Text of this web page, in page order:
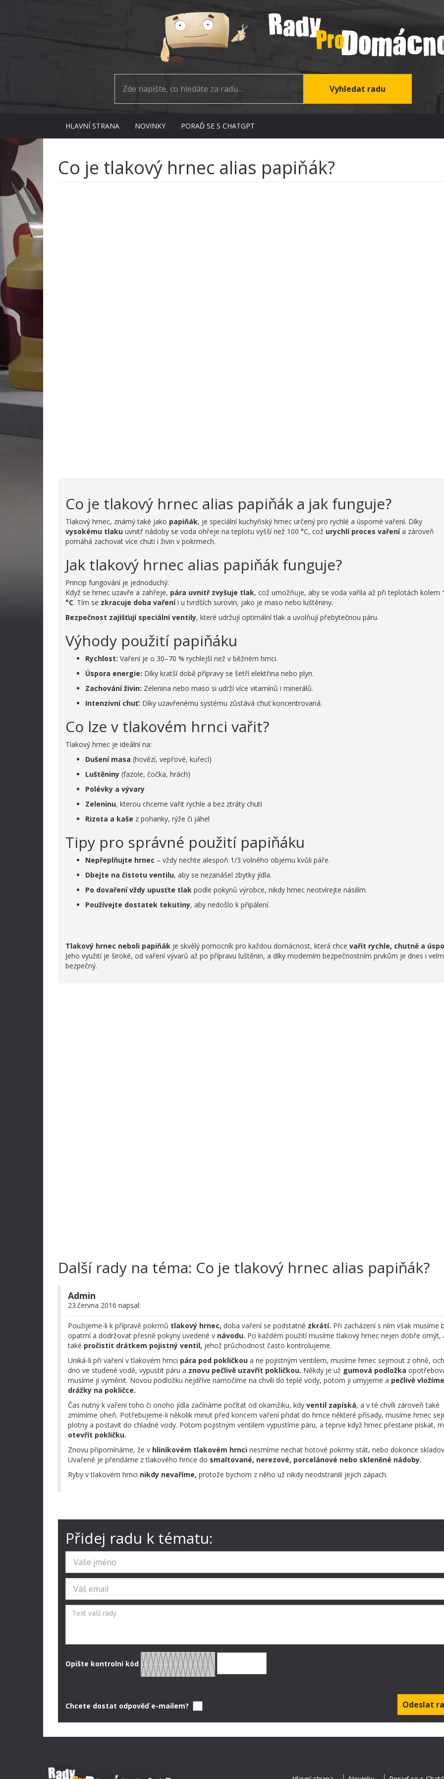
HLAVNÍ STRANA NOVINKY PORAĎ SE S CHATGPT
Co je tlakový hrnec alias papiňák?
Co je tlakový hrnec alias papiňák a jak funguje?
Tlakový hrnec, známý také jako papiňák, je speciální kuchyňský hrnec určený pro rychlé a úsporné vaření. Díky
vysokému tlaku uvnitř nádoby se voda ohřeje na teplotu vyšší než 100 °C, což urychlí proces vařenía zároveň
pomáhá zachovat více chuti i živin v pokrmech.
Jak tlakový hrnec alias papiňák funguje?
Princip fungování je jednoduchý:
Když se hrnec uzavře a zahřeje, pára uvnitř zvyšuje tlak, což umožňuje, aby se voda vařila až při teplotách kolem
°C. Tím se zkracuje doba vařeníi u tvrdších surovin, jako je maso nebo luštěniny.
Bezpečnost zajišťují speciální ventily, které udržují optimální tlak a uvolňují přebytečnou páru.
Výhody použití papiňáku
Rychlost: Vaření je o 30–70 % rychlejší než v běžném hrnci.
Úspora energie: Díky kratší době přípravy se šetří elektřina nebo plyn.
Zachování živin: Zelenina nebo maso si udrží více vitamínů i minerálů.
Intenzivní chuť: Díky uzavřenému systému zůstává chuť koncentrovaná.
Co lze v tlakovém hrnci vařit?
Tlakový hrnec je ideální na:
Dušení masa (hovězí, vepřové, kuřecí)
Luštěniny (fazole, čočka, hrách)
Polévky a vývary
Zeleninu, kterou chceme vařit rychle a bez ztráty chuti
Rizota a kaše z pohanky, rýže či jáhel
Tipy pro správné použití papiňáku
Nepřeplňujte hrnec – vždy nechte alespoň 1/3 volného objemu kvůli páře.
Dbejte na čistotu ventilu, aby se nezanášel zbytky jídla.
Po dovaření vždy upusťte tlak podle pokynů výrobce, nikdy hrnec neotvírejte násilím.
Používejte dostatek tekutiny, aby nedošlo k připálení.
Tlakový hrnec neboli papiňák je skvělý pomocník pro každou domácnost, která chce vařit rychle, chutně a
Jeho využití je široké, od vaření vývarů až po přípravu luštěnin, a díky moderním bezpečnostním prvkům je dnes i
bezpečný.
Další rady na téma: Co je tlakový hrnec alias papiňák?
Admin
23.června 2016 napsal:
Použijeme-li k přípravě pokrmů tlakový hrnec, doba vaření se podstatně zkrátí. Při zacházení s ním však musíme
opatrní a dodržovat přesně pokyny uvedené v návodu. Po každém použití musíme tlakový hrnec nejen dobře omýt,
také pročistit drátkem pojistný ventil, jehož průchodnost často kontrolujeme.
Uniká-li při vaření v tlakovém hrnci pára pod pokličkou a ne pojistným ventilem, musíme hrnec sejmout z ohně,
dno ve studené vodě, vypustit páru a znovu pečlivě uzavřít pokličkou. Někdy je už gumová podložka
musíme ji vyměnit. Novou podložku nejdříve namočíme na chvíli do teplé vody, potom ji umyjeme a pečlivě
drážky na pokličce.
Čas nutný k vaření toho či onoho jídla začínáme počítat od okamžiku, kdy ventil zapíská, a v té chvíli zároveň také
zmírníme oheň. Potřebujeme-li několik minut před koncem vaření přidat do hrnce některé přísady, musíme hrnec
plotny a postavit do chladné vody. Potom pojistným ventilem vypustíme páru, a teprve když hrnec přestane pískat,
otevřít pokličku.
Znovu připomínáme, že v hliníkovém tlakovém hrnci nesmíme nechat hotové pokrmy stát, nebo dokonce
Uvařené je přendáme z tlakového hrnce do smaltované, nerezové, porcelánové nebo skleněné nádoby.
Ryby v tlakovém hrnci nikdy nevaříme, protože bychom z něho už nikdy neodstranili jejich zápach.
Přidej radu k tématu:
Opište kontrolni kód
Chcete dostat odpověď e-mailem?